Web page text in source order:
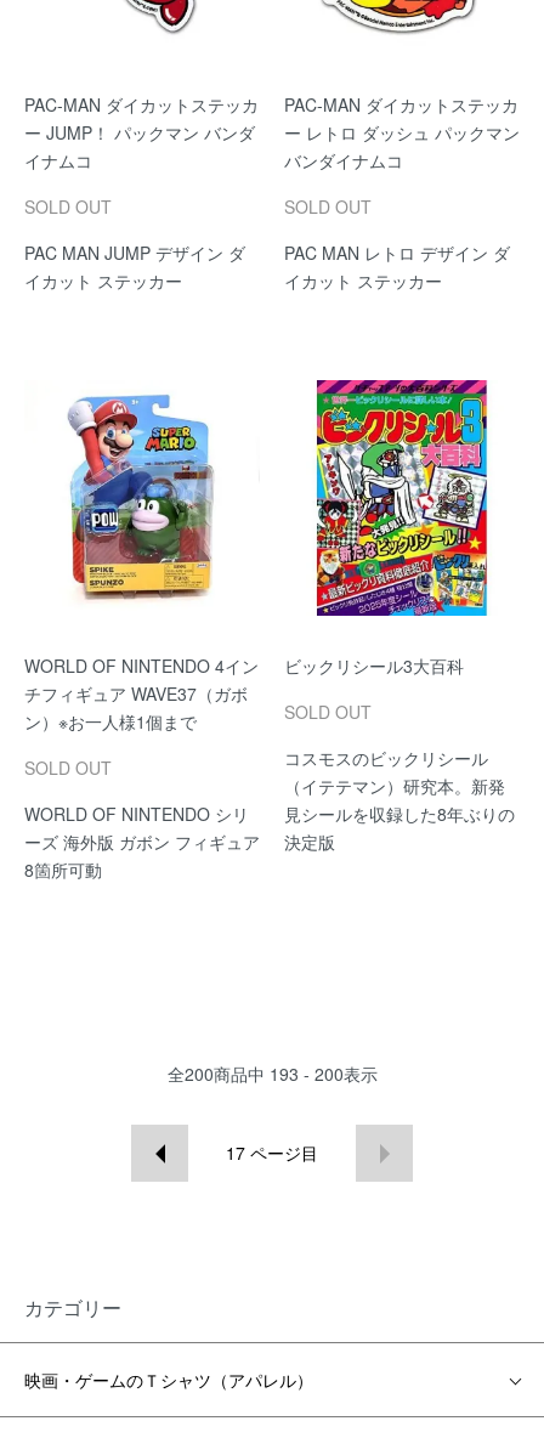
PAC-MAN ダイカットステッカ
ー JUMP！ パックマン バンダ
イナムコ
SOLD OUT
PAC MAN JUMP デザイン ダ
イカット ステッカー
PAC-MAN ダイカットステッカ
ー レトロ ダッシュ パックマン
バンダイナムコ
SOLD OUT
PAC MAN レトロ デザイン ダ
イカット ステッカー
WORLD OF NINTENDO 4イン
チフィギュア WAVE37（ガボ
ン）※お一人様1個まで
SOLD OUT
WORLD OF NINTENDO シリ
ーズ 海外版 ガボン フィギュア
8箇所可動
ビックリシール3大百科
SOLD OUT
コスモスのビックリシール
（イテテマン）研究本。新発
見シールを収録した8年ぶりの
決定版
全200商品中 193 - 200表示
17 ページ目
カテゴリー
映画・ゲームのＴシャツ（アパレル）